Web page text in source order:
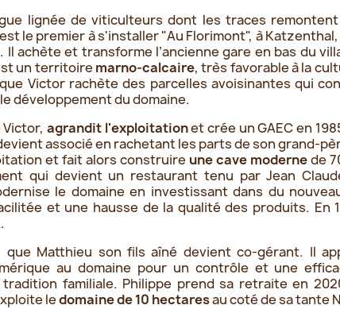
lignée de viticulteurs dont les traces
le premier à s'installer "Au Florimont", à
Il achète et transforme l’ancienne gare en bas du
un territoire marno-calcaire, très favorable à la
Victor rachète des parcelles avoisinantes qui
développement du domaine.
agrandit l'exploitationet crée un GAEC en
associé en rachetant les parts de son grand-
et fait alors construire une cave modernede
qui devient un restaurant tenu par Jean
le domaine en investissant dans du
et une hausse de la qualité des produits. En
que Matthieu son fils aîné devient co-gérant. Il
au domaine pour un contrôle et une
familiale. Philippe prend sa retraite en
ledomaine de 10 hectaresau coté de sa tante